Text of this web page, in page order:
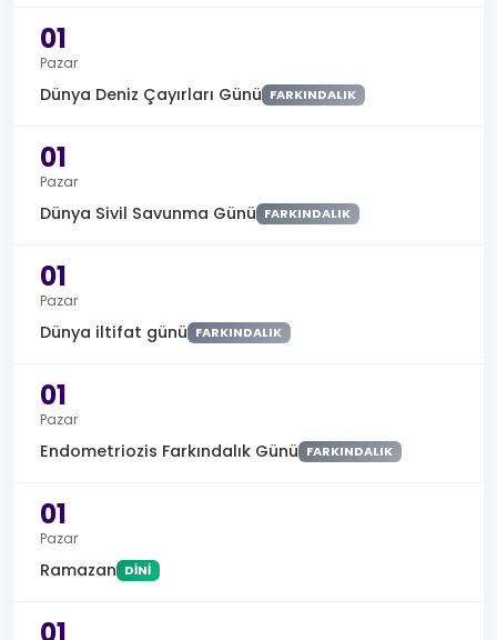
01
Pazar
Dünya Deniz Çayırları Günü FARKINDALIK
01
Pazar
Dünya Sivil Savunma Günü FARKINDALIK
01
Pazar
Dünya iltifat günü FARKINDALIK
01
Pazar
Endometriozis Farkındalık Günü FARKINDALIK
01
Pazar
Ramazan DINI
01